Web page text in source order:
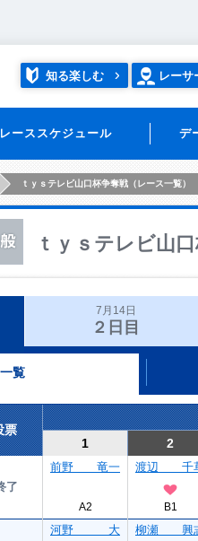
知る楽しむ レーサ
レーススケジュール デ
ｔｙｓテレビ山口杯争奪戦（レース一覧）
ｔｙｓテレビ山
7月14日
２日目
覧
票
1
2
了
前野 竜一
A2
渡辺 千
B1
河野 大 柳瀬 興